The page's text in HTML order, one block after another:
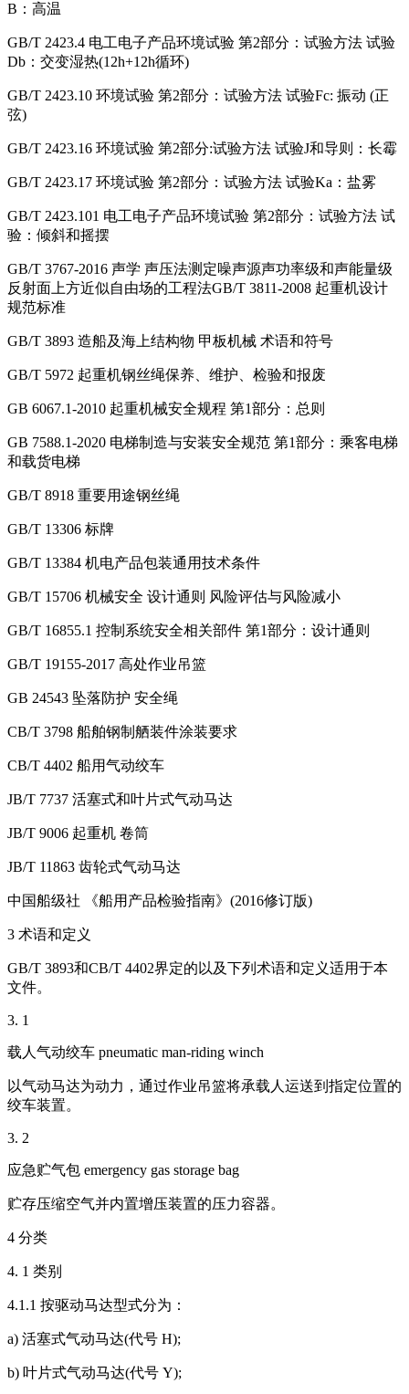
B：高温
GB/T 2423.4 电工电子产品环境试验 第2部分：试验方法 试验
Db：交变湿热(12h+12h循环)
GB/T 2423.10 环境试验 第2部分：试验方法 试验Fc: 振动 (正
弦)
GB/T 2423.16 环境试验 第2部分:试验方法 试验J和导则：长霉
GB/T 2423.17 环境试验 第2部分：试验方法 试验Ka：盐雾
GB/T 2423.101 电工电子产品环境试验 第2部分：试验方法 试
验：倾斜和摇摆
GB/T 3767-2016 声学 声压法测定噪声源声功率级和声能量级
反射面上方近似自由场的工程法GB/T 3811-2008 起重机设计
规范标准
GB/T 3893 造船及海上结构物 甲板机械 术语和符号
GB/T 5972 起重机钢丝绳保养、维护、检验和报废
GB 6067.1-2010 起重机械安全规程 第1部分：总则
GB 7588.1-2020 电梯制造与安装安全规范 第1部分：乘客电梯
和载货电梯
GB/T 8918 重要用途钢丝绳
GB/T 13306 标牌
GB/T 13384 机电产品包装通用技术条件
GB/T 15706 机械安全 设计通则 风险评估与风险减小
GB/T 16855.1 控制系统安全相关部件 第1部分：设计通则
GB/T 19155-2017 高处作业吊篮
GB 24543 坠落防护 安全绳
CB/T 3798 船舶钢制舾装件涂装要求
CB/T 4402 船用气动绞车
JB/T 7737 活塞式和叶片式气动马达
JB/T 9006 起重机 卷筒
JB/T 11863 齿轮式气动马达
中国船级社 《船用产品检验指南》(2016修订版)
3 术语和定义
GB/T 3893和CB/T 4402界定的以及下列术语和定义适用于本
文件。
3. 1
载人气动绞车 pneumatic man-riding winch
以气动马达为动力，通过作业吊篮将承载人运送到指定位置的
绞车装置。
3. 2
应急贮气包 emergency gas storage bag
贮存压缩空气并内置增压装置的压力容器。
4 分类
4. 1 类别
4.1.1 按驱动马达型式分为：
a) 活塞式气动马达(代号 H);
b) 叶片式气动马达(代号 Y);